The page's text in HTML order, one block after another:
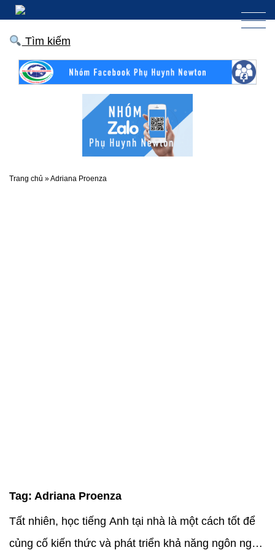
Tìm kiếm
Trang chủ »Adriana Proenza
Tag: Adriana Proenza
Tất nhiên, học tiếng Anh tại nhà là một cách tốt để
củng cố kiến thức và phát triển khả năng ngôn ngữ